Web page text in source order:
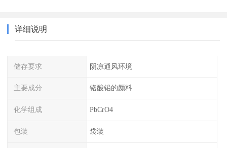
详细说明
储存要求 阴凉通风环境
主要成分 铬酸铅的颜料
化学组成 PbCrO4
包装 袋装